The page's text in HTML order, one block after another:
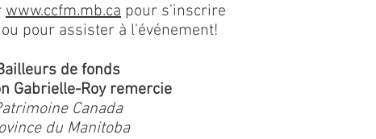
www.ccfm.mb.ca pour s'inscrire
pour assister à l'événement!
de fonds
Gabrielle-Roy remercie
Canada
du Manitoba